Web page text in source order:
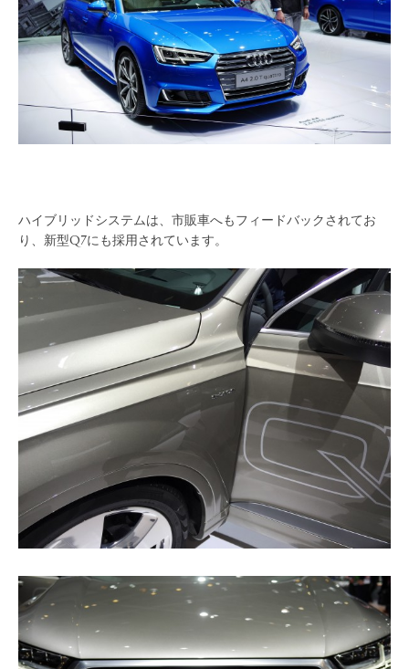
ハイブリッドシステムは、市販車へもフィードバックされてお
り、新型Q7にも採用されています。